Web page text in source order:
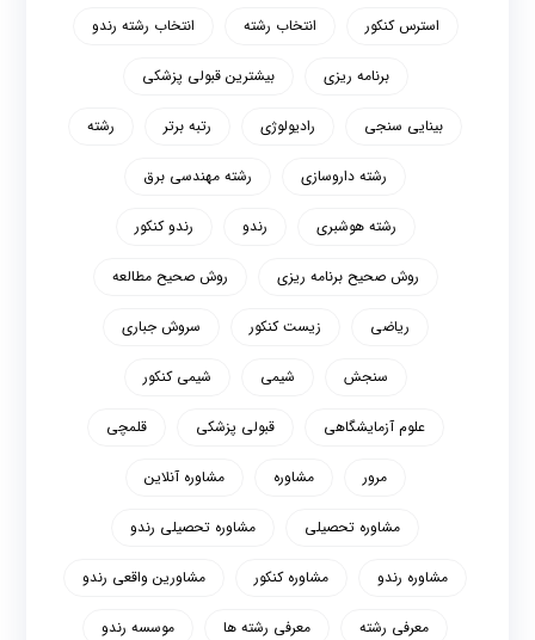
استرس کنکور انتخاب رشته انتخاب رشته رندو
برنامه ریزی بیشترین قبولی پزشکی
بینایی سنجی رادیولوژی رتبه برتر رشته
رشته داروسازی رشته مهندسی برق
رشته هوشبری رندو رندو کنکور
روش صحیح برنامه ریزی روش صحیح مطالعه
ریاضی زیست کنکور سروش جباری
سنجش شیمی شیمی کنکور
علوم آزمایشگاهی قبولی پزشکی قلمچی
مرور مشاوره مشاوره آنلاین
مشاوره تحصیلی مشاوره تحصیلی رندو
مشاوره رندو مشاوره کنکور مشاورین واقعی رندو
معرفی رشته معرفی رشته ها موسسه رندو